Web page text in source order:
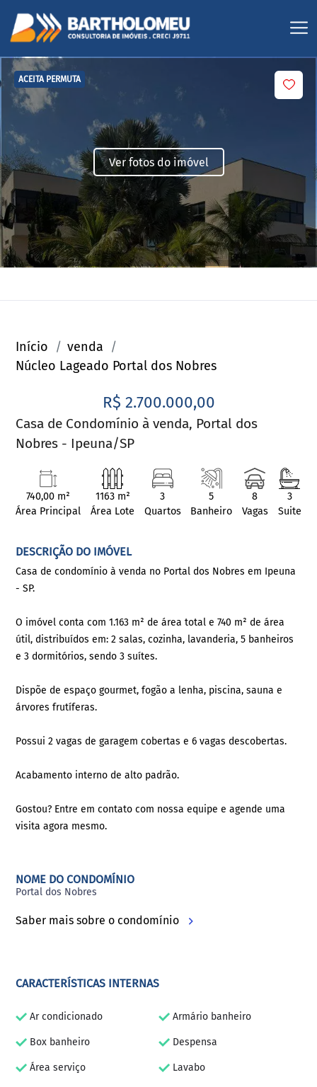
ACEITA PERMUTA
Ver fotos do imóvel
Início
venda
Núcleo Lageado Portal dos Nobres
R$ 2.700.000,00
Casa de Condomínio à venda, Portal dos
Nobres - Ipeuna/SP
740,00 m²
Área Principal
1163 m²
Área Lote
3
Quartos
5
Banheiro
8
Vagas
3
Suite
DESCRIÇÃO DO IMÓVEL
Casa de condomínio à venda no Portal dos Nobres em Ipeuna
- SP.
O imóvel conta com 1.163 m² de área total e 740 m² de área
útil, distribuídos em: 2 salas, cozinha, lavanderia, 5 banheiros
e 3 dormitórios, sendo 3 suítes.
Dispõe de espaço gourmet, fogão a lenha, piscina, sauna e
árvores frutíferas.
Possui 2 vagas de garagem cobertas e 6 vagas descobertas.
Acabamento interno de alto padrão.
Gostou? Entre em contato com nossa equipe e agende uma
visita agora mesmo.
NOME DO CONDOMÍNIO
Portal dos Nobres
Saber mais sobre o condomínio
CARACTERÍSTICAS INTERNAS
Ar condicionado Armário banheiro
Box banheiro Despensa
Área serviço Lavabo